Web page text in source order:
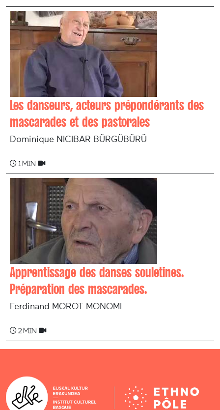
Les danseurs, acteurs prépondérants des
mascarades et des pastorales
Dominique NICIBAR BÜRGÜBÜRÜ
1 min
Apprentissage des danses souletines.
Préparation des mascarades.
Ferdinand MOROT MONOMI
2 min